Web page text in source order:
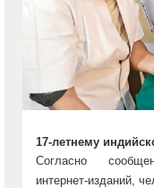
17-летнему
Согласно
интернет-изданий,